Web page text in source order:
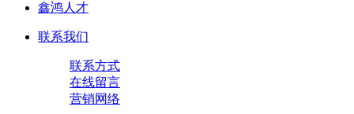
鑫鸿人才
联系我们
联系方式
在线留言
营销网络